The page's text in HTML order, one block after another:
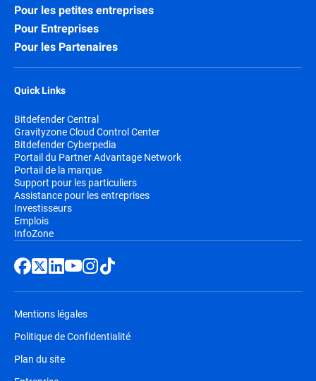
Pour les petites entreprises
Pour Entreprises
Pour les Partenaires
Quick Links
Bitdefender Central
Gravityzone Cloud Control Center
Bitdefender Cyberpedia
Portail du Partner Advantage Network
Portail de la marque
Support pour les particuliers
Assistance pour les entreprises
Investisseurs
Emplois
InfoZone
Mentions légales
Politique de Confidentialité
Plan du site